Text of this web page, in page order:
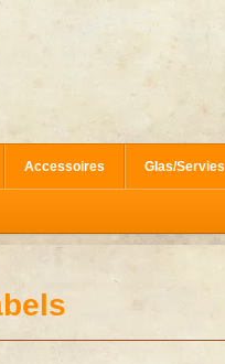
Accessoires Glas/Servies